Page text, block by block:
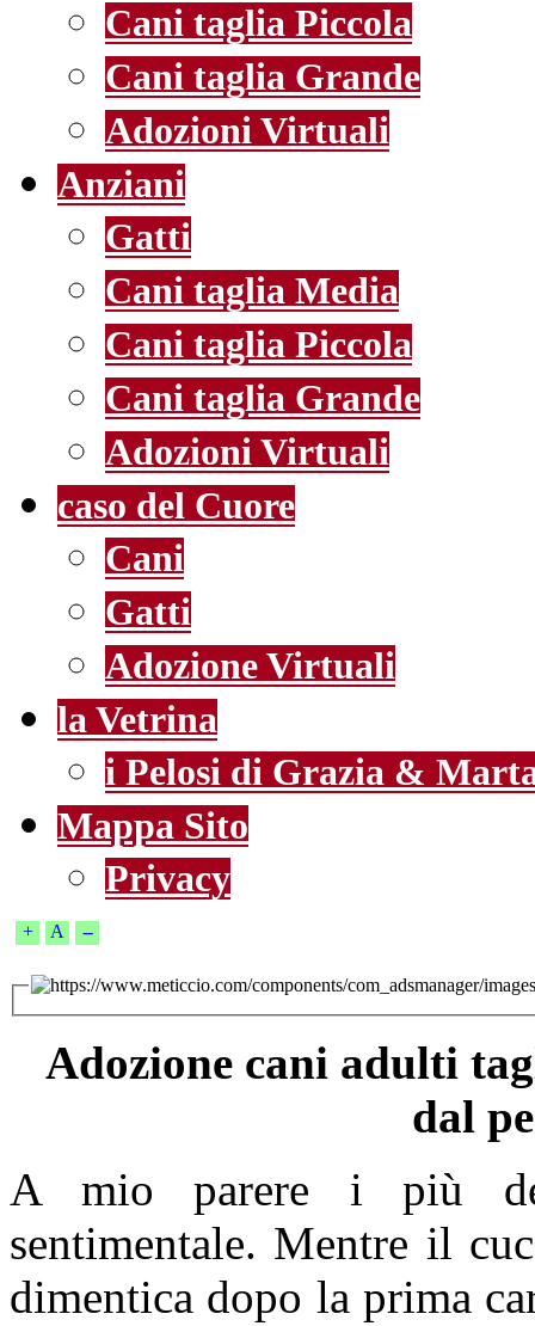
Cani taglia Piccola
Cani taglia Grande
Adozioni Virtuali
Anziani
Gatti
Cani taglia Media
Cani taglia Piccola
Cani taglia Grande
Adozioni Virtuali
caso del Cuore
Cani
Gatti
Adozione Virtuali
la Vetrina
i Pelosi di Grazia &
Mappa Sito
Privacy
+ A --
Adozione cani adulti
dal
A mio parere i più
sentimentale. Mentre il
dimentica dopo la prima